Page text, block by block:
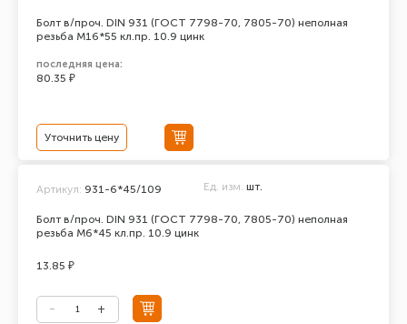
Болт в/проч. DIN 931 (ГОСТ 7798-70, 7805-70) неполная
резьба М16*55 кл.пр. 10.9 цинк
последняя цена:
80.35 ₽
Уточнить цену
Болт в/проч. DIN 931 (ГОСТ 7798-70, 7805-70) неполная
резьба М6*45 кл.пр. 10.9 цинк
Артикул: 931-6*45/109 Ед. изм. шт.
13.85 ₽